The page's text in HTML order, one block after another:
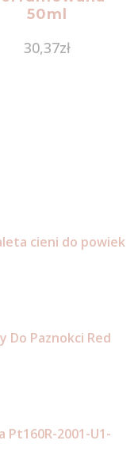
50ml
30,37zł
cieni do powiek
Do Paznokci Red
Pt160R-2001-U1-